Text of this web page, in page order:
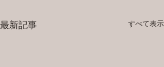
最新記事 すべて表示